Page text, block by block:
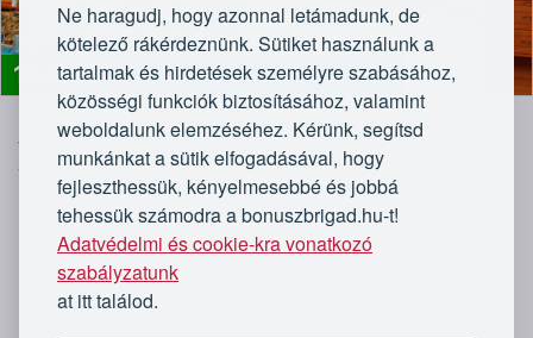
Ne haragudj, hogy azonnal letámadunk, de
kötelező rákérdeznünk. Sütiket használunk a
tartalmak és hirdetések személyre szabásához,
közösségi funkciók biztosításához, valamint
weboldalunk elemzéséhez. Kérünk, segítsd
munkánkat a sütik elfogadásával, hogy
fejleszthessük, kényelmesebbé és jobbá
tehessük számodra a bonuszbrigad.hu-t!
Adatvédelmi és cookie-kra vonatkozó
szabályzatunk
at itt találod.
19 990Ft Közvetlenül a Várfürdő mellett
3 napos felfrissülés Gyulán korlátlan
wellnesszel, 2 főnek
Villa Kamilla - Alföld, Gyula
Reggelivel